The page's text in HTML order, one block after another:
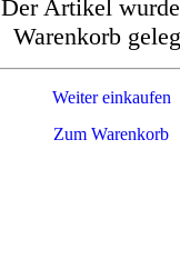
Der Artikel
Warenkorb
Zum Warenkorb
Weiter einkaufen